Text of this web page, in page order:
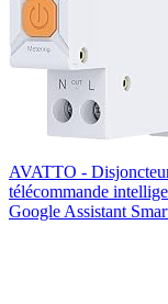
AVATTO -
télécommande
Google Assistant